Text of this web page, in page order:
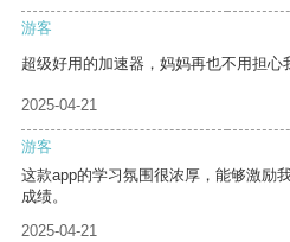
游客
超级好用的加速器，妈妈再也不用担心
2025-04-21
游客
这款app的学习氛围很浓厚，能够激励
成绩。
2025-04-21